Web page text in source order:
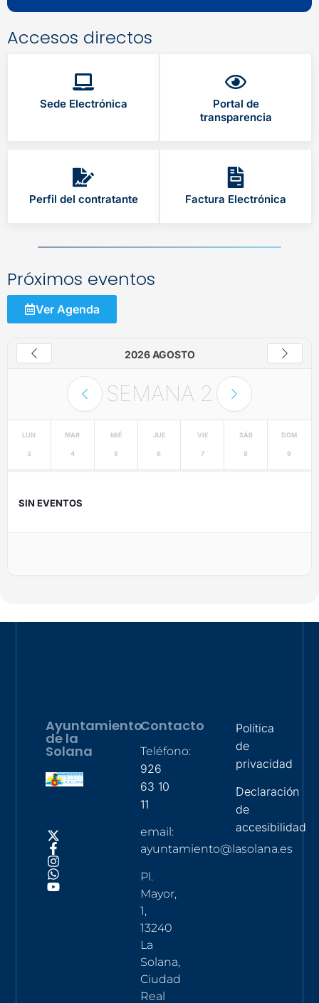
Accesos directos
Sede Electrónica
Portal de
transparencia
Perfil del contratante Factura Electrónica
Próximos eventos
Ver Agenda
2026 AGOSTO
SEMANA 2
LUN
3
MAR
4
MIÉ
5
JUE
6
VIE
7
SÁB
8
DOM
9
SIN EVENTOS
Ayuntamiento
de la
Solana
Contacto
Teléfono:
926
63 10
11
email:
ayuntamiento@lasolana.es
Pl.
Mayor,
1,
13240
La
Solana,
Ciudad
Real
Política
de
privacidad
Declaración
de
accesibilidad